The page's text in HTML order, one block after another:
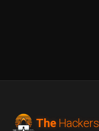
The Hackers